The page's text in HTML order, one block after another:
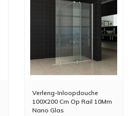
Verleng-Inloopdouche
100X200 Cm Op Rail 10Mm
Nano Glas